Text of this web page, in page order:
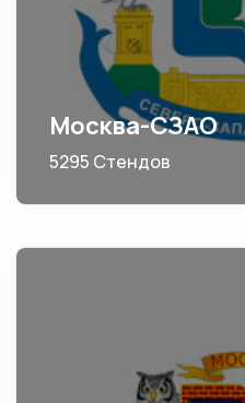
Москва-СЗАО
5295 Стендов